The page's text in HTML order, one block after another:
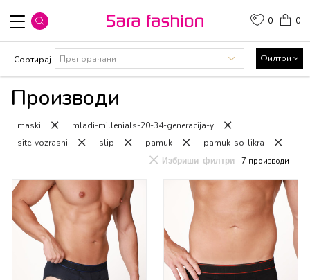
0
0
Производи
Сортирај Филтри
maski
mladi-millenials-20-34-generacija-y
site-vozrasni
slip pamuk pamuk-so-likra
7 производи
Избриши филтри